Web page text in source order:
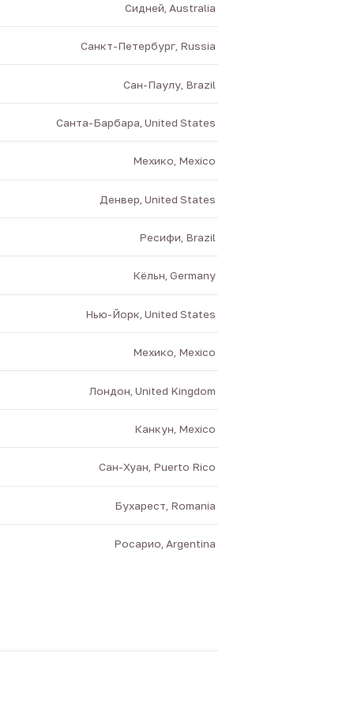
Сидней, Australia
Санкт-Петербург, Russia
Сан-Паулу, Brazil
Санта-Барбара, United States
Мехико, Mexico
Денвер, United States
Ресифи, Brazil
Кёльн, Germany
Нью-Йорк, United States
Мехико, Mexico
Лондон, United Kingdom
Канкун, Mexico
Сан-Хуан, Puerto Rico
Бухарест, Romania
Росарио, Argentina